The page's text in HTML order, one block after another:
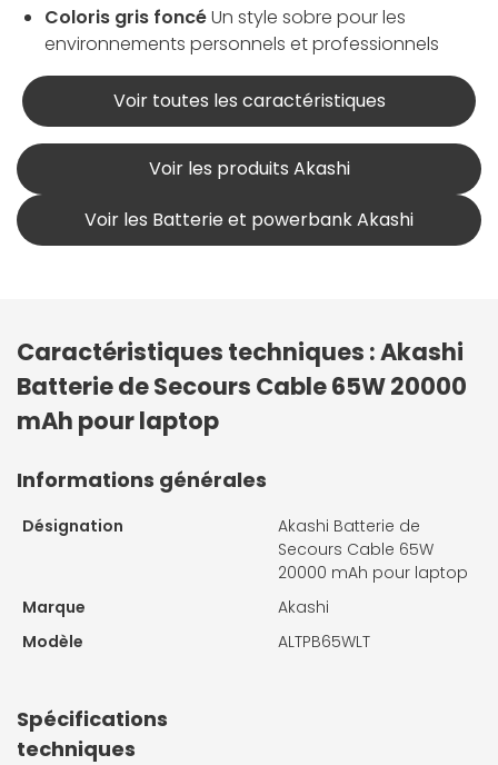
Coloris gris foncéUn style sobre pour les
environnements personnels et professionnels
Voir toutes les caractéristiques
Voir les produits Akashi
Voir les Batterie et powerbank Akashi
Caractéristiques techniques : Akashi
Batterie de Secours Cable 65W 20000
mAh pour laptop
Informations générales
Désignation
Akashi Batterie de
Secours Cable 65W
20000 mAh pour laptop
Marque
Akashi
Modèle
ALTPB65WLT
Spécifications
techniques